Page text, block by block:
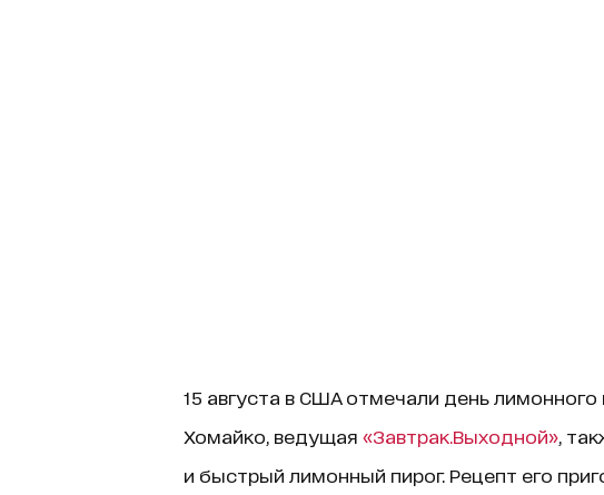
15 августа в США отмечали день лимонного
Хомайко, ведущая «Завтрак.Выходной»,
и быстрый лимонный пирог. Рецепт его